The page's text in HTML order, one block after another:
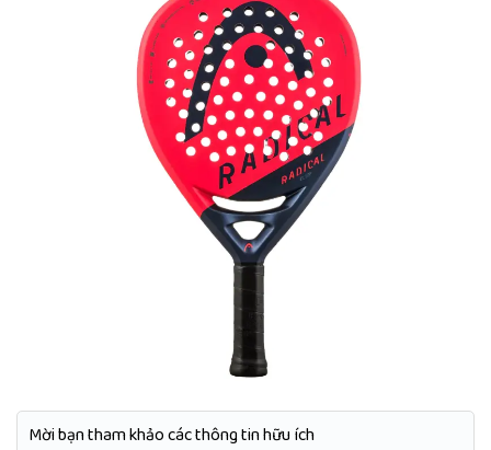
Mời bạn tham khảo các thông tin hữu ích